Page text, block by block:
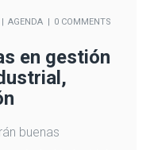
AGENDA 0 COMMENTS
en gestión
buenas